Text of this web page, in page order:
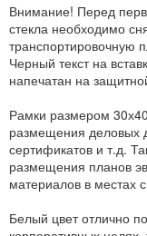
Внимание! Перед
стекла необходимо
транспортировочную
Черный текст на
напечатан на
Рамки размером
размещения деловых
сертификатов и т.д.
размещения планов
материалов в местах
Белый цвет отлично